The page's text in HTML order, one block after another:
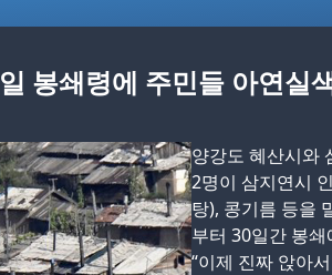
봉쇄령에 주민들 아연실
양강도 혜산시와
2명이 삼지연시
탕), 콩기름 등을
부터 30일간 봉
“이제 진짜 앉아